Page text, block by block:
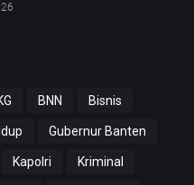
BNN Bisnis
Gubernur Banten
Kapolri Kriminal